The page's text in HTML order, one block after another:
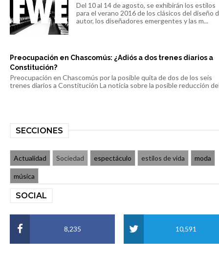
Del 10 al 14 de agosto, se exhibirán los estilos
para el verano 2016 de los clásicos del diseño
autor, los diseñadores emergentes y las m...
Preocupación en Chascomús: ¿Adiós a dos trenes diarios a
Constitución?
Preocupación en Chascomús por la posible quita de dos de los seis
trenes diarios a Constitución La noticia sobre la posible reducción
SECCIONES
Actualidad Sociedad espectáculo estilos de vida moda
música
SOCIAL
8,235 10,591